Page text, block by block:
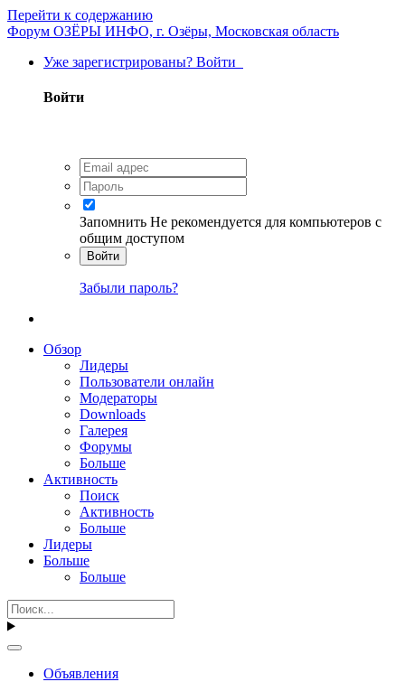
Перейти к содержанию
Форум ОЗЁРЫ ИНФО, г. Озёры, Московская область
Уже зарегистрированы? Войти
Войти
Запомнить Не рекомендуется для компьютеров с
общим доступом
Войти
Забыли пароль?
Обзор
Лидеры
Пользователи онлайн
Модераторы
Downloads
Галерея
Форумы
Больше
Активность
Поиск
Активность
Больше
Лидеры
Больше
Больше
Объявления